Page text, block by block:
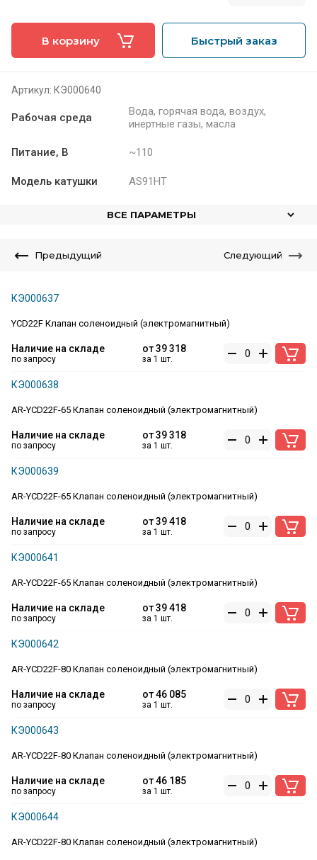
В корзину Быстрый заказ
Артикул: КЭ000640
Рабочая среда
Вода, горячая вода, воздух,
инертные газы, масла
Питание, В ~110
Модель катушки AS91HT
ВСЕ ПАРАМЕТРЫ
Предыдущий Следующий
YCD22F Клапан соленоидный (электромагнитный)
КЭ000637
от39 318
за 1 шт.
Наличие на складе
по запросу
AR-YCD22F-65 Клапан соленоидный (электромагнитный)
КЭ000638
от39 318
за 1 шт.
Наличие на складе
по запросу
AR-YCD22F-65 Клапан соленоидный (электромагнитный)
КЭ000639
от39 418
за 1 шт.
Наличие на складе
по запросу
AR-YCD22F-65 Клапан соленоидный (электромагнитный)
КЭ000641
от39 418
за 1 шт.
Наличие на складе
по запросу
AR-YCD22F-80 Клапан соленоидный (электромагнитный)
КЭ000642
от46 085
за 1 шт.
Наличие на складе
по запросу
AR-YCD22F-80 Клапан соленоидный (электромагнитный)
КЭ000643
от46 185
за 1 шт.
Наличие на складе
по запросу
AR-YCD22F-80 Клапан соленоидный (электромагнитный)
КЭ000644